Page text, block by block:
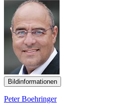
Bildinformationen
Peter Boehringer